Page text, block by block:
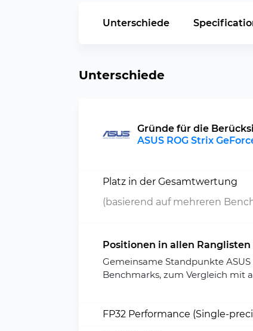
Unterschiede
Unterschiede
Gründe für die
ASUS ROG Strix
Platz in der Gesamtwertung
(basierend auf mehreren
Positionen in allen Ranglisten
Gemeinsame Standpunkte ASUS
Benchmarks, zum Vergleich mit
FP32 Performance (Single-